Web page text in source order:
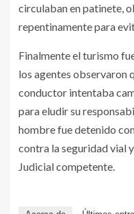
circulaban en patinete,
repentinamente para
Finalmente el turismo
los agentes observaron
conductor intentaba
para eludir su
hombre fue detenido
contra la seguridad vial
Judicial competente.